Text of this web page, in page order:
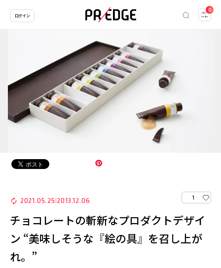
0
ログイン
2021.05.25 2013.12.06 1
チョコレートの斬新なプロダクトデザイ
ン “美味しそうな『絵の具』を召し上が
れ。”